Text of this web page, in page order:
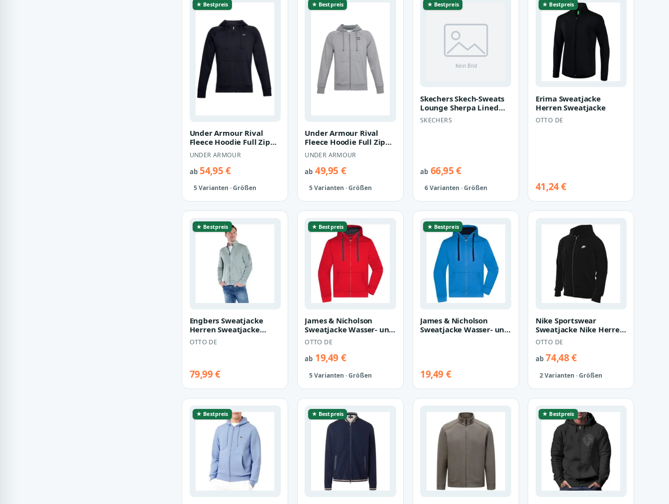
★ Bestpreis
Under Armour Rival
Fleece Hoodie Full Zip
Herren Sweatjacke
1357111 sc…
UNDER ARMOUR
ab54,95 €
5 Varianten · Größen
★ Bestpreis
Under Armour Rival
Fleece Hoodie Full Zip
Herren Sweatjacke
1357111 01…
UNDER ARMOUR
ab 49,95 €
5 Varianten · Größen
★ Bestpreis
Skechers Skech-Sweats
Lounge Sherpa Lined
Full Zip Hoodie
Sweatjacke H…
SKECHERS
ab66,95 €
6 Varianten · Größen
★ Bestpreis
Erima Sweatjacke
Herren Sweatjacke
OTTO DE
41,24 €
★ Bestpreis
Engbers Sweatjacke
Herren Sweatjacke
Stehbund, Mittelblau
OTTO DE
79,99 €
★ Bestpreis
James & Nicholson
Sweatjacke Wasser- und
schmutzabweisende
Herren Kapu…
OTTO DE
ab 19,49 €
5 Varianten · Größen
★ Bestpreis
James & Nicholson
Sweatjacke Wasser- und
19,49 €
Nike Sportswear
Sweatjacke Nike Herren
Sweatjacke Club FN3861
OTTO DE
ab74,48 €
2 Varianten · Größen
★ Bestpreis ★ Bestpreis ★ Bestpreis